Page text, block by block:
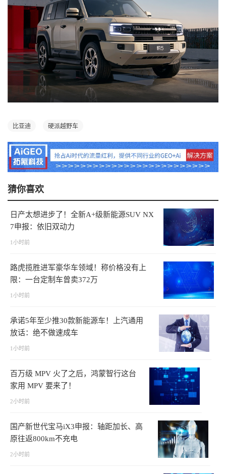
比亚迪 硬派越野车
猜你喜欢
日产太想进步了！全新A+级新能源SUV NX
7申报：依旧双动力
1小时前
路虎揽胜进军豪华车领域！称价格没有上
限：一台定制车曾卖372万
1小时前
承诺5年至少推30款新能源车！上汽通用
放话：绝不做速成车
1小时前
百万级 MPV 火了之后，鸿蒙智行这台
家用 MPV 要来了！
2小时前
国产新世代宝马iX3申报：轴距加长、高
原往返800km不充电
2小时前